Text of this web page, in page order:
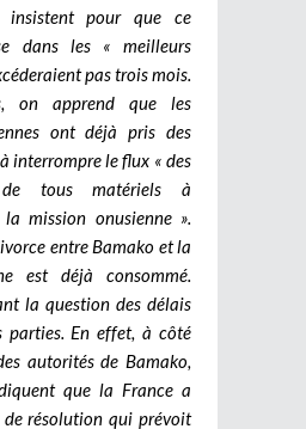
insistent pour que ce
dans les « meilleurs
pas trois mois.
on apprend que les
ont déjà pris des
interrompre le flux « des
de tous matériels à
mission onusienne ».
entre Bamako et la
est déjà consommé.
la question des délais
parties. En effet, à côté
autorités de Bamako,
que la France a
résolution qui prévoit